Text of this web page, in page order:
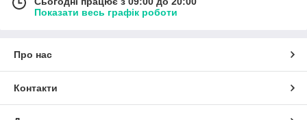
Показати весь графік роботи
Про нас
Контакти